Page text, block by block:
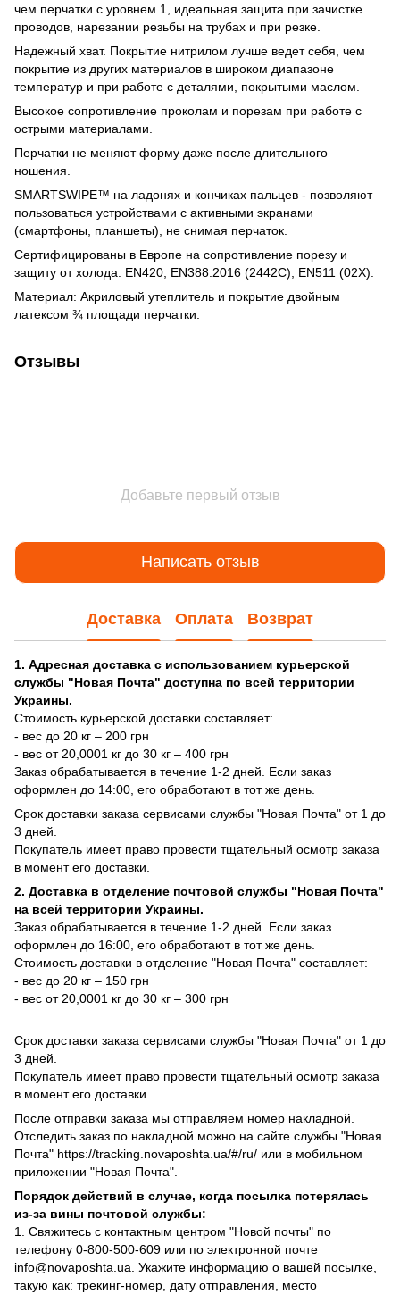
чем перчатки с уровнем 1, идеальная защита при зачистке
проводов, нарезании резьбы на трубах и при резке.
Надежный хват. Покрытие нитрилом лучше ведет себя, чем
покрытие из других материалов в широком диапазоне
температур и при работе с деталями, покрытыми маслом.
Высокое сопротивление проколам и порезам при работе с
острыми материалами.
Перчатки не меняют форму даже после длительного
ношения.
SMARTSWIPE™ на ладонях и кончиках пальцев - позволяют
пользоваться устройствами с активными экранами
(смартфоны, планшеты), не снимая перчаток.
Сертифицированы в Европе на сопротивление порезу и
защиту от холода: EN420, EN388:2016 (2442C), EN511 (02X).
Материал: Акриловый утеплитель и покрытие двойным
латексом ¾ площади перчатки.
Отзывы
Добавьте первый отзыв
Написать отзыв
Доставка Оплата Возврат
1. Адресная доставка с использованием курьерской
службы "Новая Почта" доступна по всей территории
Украины.
Стоимость курьерской доставки составляет:
- вес до 20 кг – 200 грн
- вес от 20,0001 кг до 30 кг – 400 грн
Заказ обрабатывается в течение 1-2 дней. Если заказ
оформлен до 14:00, его обработают в тот же день.
Срок доставки заказа сервисами службы "Новая Почта" от 1 до
3 дней.
Покупатель имеет право провести тщательный осмотр заказа
в момент его доставки.
2. Доставка в отделение почтовой службы "Новая Почта"
на всей территории Украины.
Заказ обрабатывается в течение 1-2 дней. Если заказ
оформлен до 16:00, его обработают в тот же день.
Стоимость доставки в отделение "Новая Почта" составляет:
- вес до 20 кг – 150 грн
- вес от 20,0001 кг до 30 кг – 300 грн
Срок доставки заказа сервисами службы "Новая Почта" от 1 до
3 дней.
Покупатель имеет право провести тщательный осмотр заказа
в момент его доставки.
После отправки заказа мы отправляем номер накладной.
Отследить заказ по накладной можно на сайте службы "Новая
Почта" https://tracking.novaposhta.ua/#/ru/ или в мобильном
приложении "Новая Почта".
Порядок действий в случае, когда посылка потерялась
из-за вины почтовой службы:
1. Свяжитесь с контактным центром "Новой почты" по
телефону 0-800-500-609 или по электронной почте
info@novaposhta.ua. Укажите информацию о вашей посылке,
такую как: трекинг-номер, дату отправления, место